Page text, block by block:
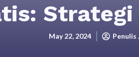
May 22, 2024 Penulis